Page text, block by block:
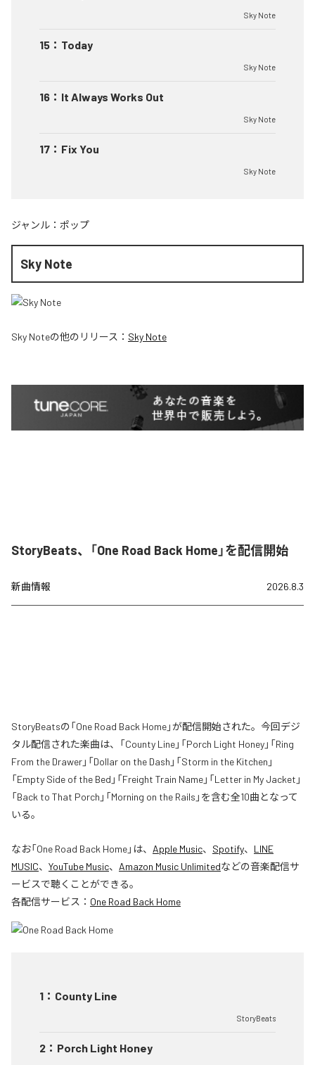
Sky Note
15 ： Today
Sky Note
16 ： It Always Works Out
Sky Note
17 ： Fix You
Sky Note
ジャンル： ポップ
Sky Note
Sky Noteの他のリリース： Sky Note
StoryBeats、「One Road Back Home」を配信開始
新曲情報 2026.8.3
StoryBeatsの「One Road Back Home」が配信開始された。今回デジ
タル配信された楽曲は、「County Line」「Porch Light Honey」「Ring
From the Drawer」「Dollar on the Dash」「Storm in the Kitchen」
「Empty Side of the Bed」「Freight Train Name」「Letter in My Jacket」
「Back to That Porch」「Morning on the Rails」を含む全10曲となって
いる。
なお「One Road Back Home」は、 Apple Music、 Spotify、 LINE
MUSIC、 YouTube Music、 Amazon Music Unlimitedなどの音楽配信サ
ービスで聴くことができる。
各配信サービス： One Road Back Home
1 ： County Line
StoryBeats
2 ： Porch Light Honey